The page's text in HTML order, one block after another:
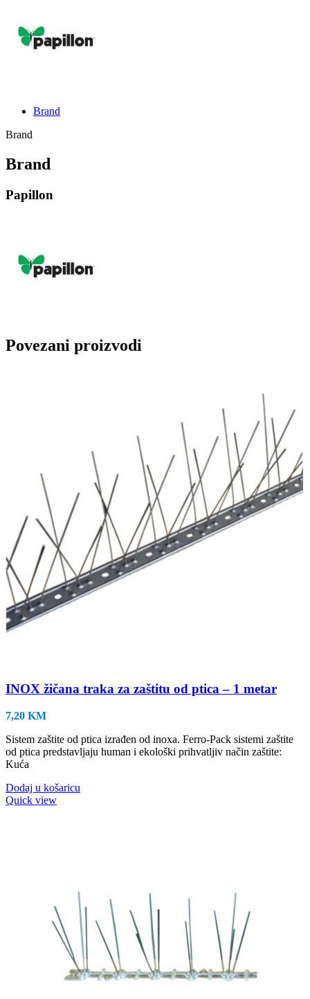
Brand
Brand
Brand
Papillon
Povezani proizvodi
INOX žičana traka za zaštitu od ptica – 1 metar
7,20 KM
Sistem zaštite od ptica izrađen od inoxa. Ferro-Pack sistemi zaštite
od ptica predstavljaju human i ekološki prihvatljiv način zaštite:
Kuća
Dodaj u košaricu
Quick view